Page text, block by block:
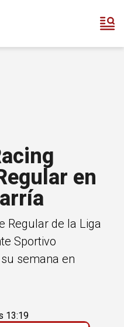
en
Regular de la Liga
Sportivo
semana en
13:19